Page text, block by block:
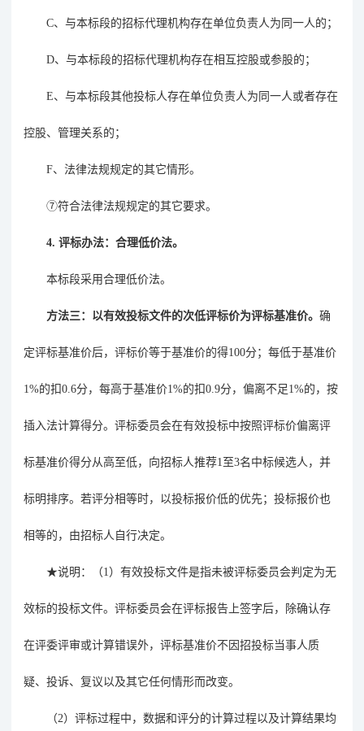
C、与本标段的招标代理机构存在单位负责人为同一人的；
D、与本标段的招标代理机构存在相互控股或参股的；
E、与本标段其他投标人存在单位负责人为同一人或者存在
控股、管理关系的；
F、法律法规规定的其它情形。
⑦符合法律法规规定的其它要求。
4. 评标办法： 合理低价法。
本标段采用合理低价法。
方法三：以有效投标文件的次低评标价为评标基准价。 确
定评标基准价后，评标价等于基准价的得100分；每低于基准价
1%的扣0.6分，每高于基准价1%的扣0.9分，偏离不足1%的，按
插入法计算得分。评标委员会在有效投标中按照评标价偏离评
标基准价得分从高至低，向招标人推荐1 至3名中标候选人，并
标明排序。若评分相等时，以投标报价低的优先；投标报价也
相等的，由招标人 自行决定。
★说明：（1 ）有效投标文件是指未被评标委员会判定为无
效标的投标文件。评标委员会在评标报告上签字后， 除确认存
在评委评审或计算错误外，评标基准价不因招投标当事人质
疑、投诉、复议以及其它任何情形而改变。
（2）评标过程中，数据和评分的计算过程以及计算结果均